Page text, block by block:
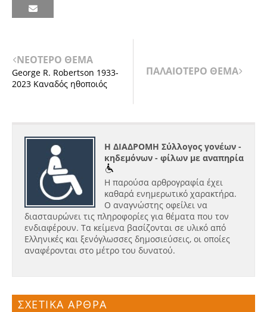
ΝΕΟΤΕΡΟ ΘΕΜΑ
George R. Robertson 1933-
2023 Καναδός ηθοποιός
ΠΑΛΑΙΟΤΕΡΟ ΘΕΜΑ
Η ΔΙΑΔΡΟΜΗ Σύλλογος γονέων -
κηδεμόνων - φίλων με αναπηρία
Η παρούσα αρθρογραφία έχει
καθαρά ενημερωτικό χαρακτήρα.
Ο αναγνώστης οφείλει να
διασταυρώνει τις πληροφορίες για θέματα που τον
ενδιαφέρουν. Τα κείμενα βασίζονται σε υλικό από
Ελληνικές και ξενόγλωσσες δημοσιεύσεις, οι οποίες
αναφέρονται στο μέτρο του δυνατού.
ΣΧΕΤΙΚΑ ΑΡΘΡΑ